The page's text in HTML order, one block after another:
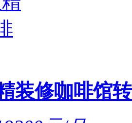
装修咖啡馆